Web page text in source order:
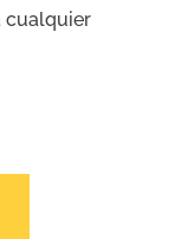
cualquier